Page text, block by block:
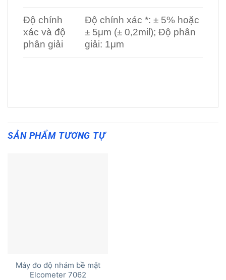
Độ chính
xác và độ
phân giải
Độ chính xác *: ± 5% hoặc
± 5μm (± 0,2mil); Độ phân
giải: 1μm
SẢN PHẨM TƯƠNG TỰ
Máy đo độ nhám bề mặt
Elcometer 7062